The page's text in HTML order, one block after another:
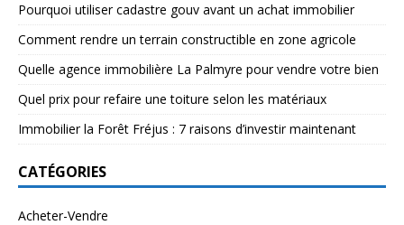
Pourquoi utiliser cadastre gouv avant un achat immobilier
Comment rendre un terrain constructible en zone agricole
Quelle agence immobilière La Palmyre pour vendre votre bien
Quel prix pour refaire une toiture selon les matériaux
Immobilier la Forêt Fréjus : 7 raisons d’investir maintenant
CATÉGORIES
Acheter-Vendre